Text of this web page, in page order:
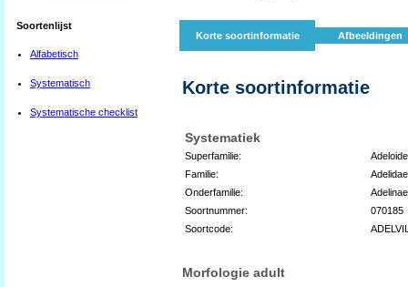
Soortenlijst
Alfabetisch
Systematisch
Systematische checklist
Korte soortinformatie Afbeeldingen
Korte soortinformatie
Systematiek
Superfamilie:
Familie:
Adelidae
Onderfamilie:
Adelinae
Soortnummer:
070185
Soortcode:
Morfologie adult